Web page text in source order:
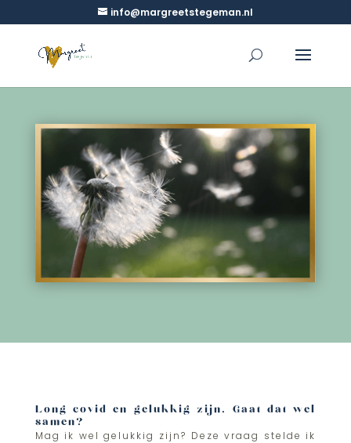
info@margreetstegeman.nl
Long covid en gelukkig zijn. Gaat dat wel
samen?
Mag ik wel gelukkig zijn? Deze vraag stelde ik